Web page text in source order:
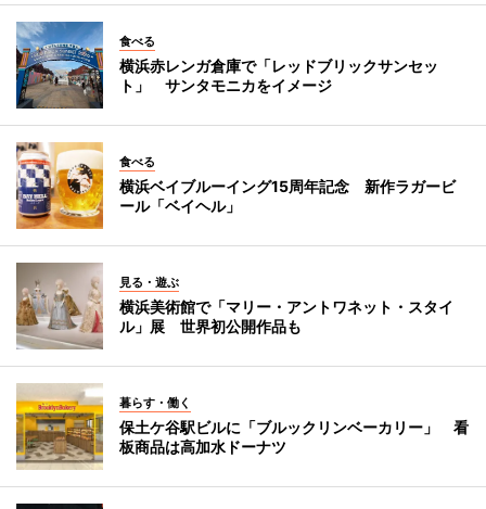
食べる
横浜赤レンガ倉庫で「レッドブリックサンセッ
ト」 サンタモニカをイメージ
食べる
横浜ベイブルーイング15周年記念 新作ラガービ
ール「ベイヘル」
見る・遊ぶ
横浜美術館で「マリー・アントワネット・スタイ
ル」展 世界初公開作品も
暮らす・働く
保土ケ谷駅ビルに「ブルックリンベーカリー」 看
板商品は高加水ドーナツ